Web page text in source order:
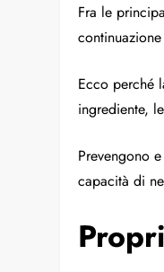
Fra le
Ecco perché
ingrediente,
Prevengono
capacità di